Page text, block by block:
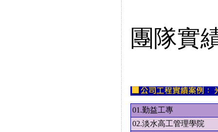
團隊實
01.勤益工專
02.淡水高工管理學院